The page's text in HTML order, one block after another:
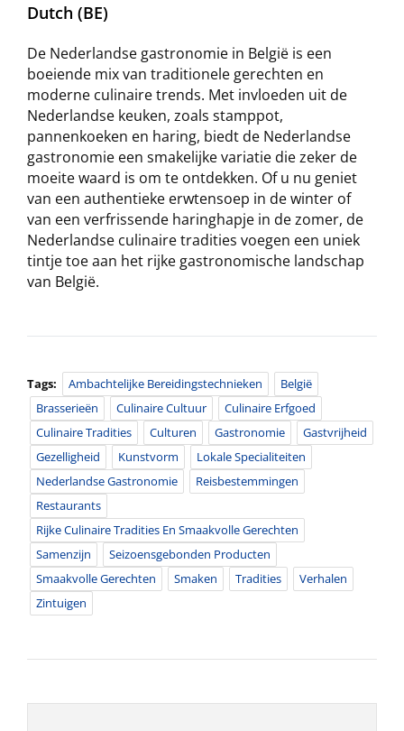
Dutch (BE)
De Nederlandse gastronomie in België is een
boeiende mix van traditionele gerechten en
moderne culinaire trends. Met invloeden uit de
Nederlandse keuken, zoals stamppot,
pannenkoeken en haring, biedt de Nederlandse
gastronomie een smakelijke variatie die zeker de
moeite waard is om te ontdekken. Of u nu geniet
van een authentieke erwtensoep in de winter of
van een verfrissende haringhapje in de zomer, de
Nederlandse culinaire tradities voegen een uniek
tintje toe aan het rijke gastronomische landschap
van België.
Tags: Ambachtelijke Bereidingstechnieken
België
Brasserieën
Culinaire Cultuur
Culinaire Erfgoed
Culinaire Tradities
Culturen Gastronomie
Gastvrijheid
Gezelligheid
Kunstvorm
Lokale Specialiteiten
Nederlandse Gastronomie
Reisbestemmingen
Restaurants
Rijke Culinaire Tradities En Smaakvolle Gerechten
Samenzijn
Seizoensgebonden Producten
Smaakvolle Gerechten
Smaken Tradities
Verhalen
Zintuigen